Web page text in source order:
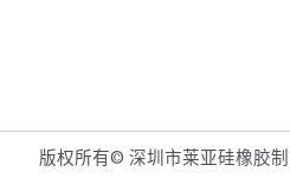
版权所有© 深圳市莱亚硅橡胶